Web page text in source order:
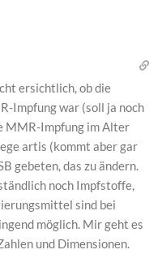
ersichtlich, ob die
Impfung war (soll ja noch
MMR-Impfung im Alter
artis (kommt aber gar
gebeten, das zu ändern.
noch Impfstoffe,
sind bei
möglich. Mir geht es
und Dimensionen.